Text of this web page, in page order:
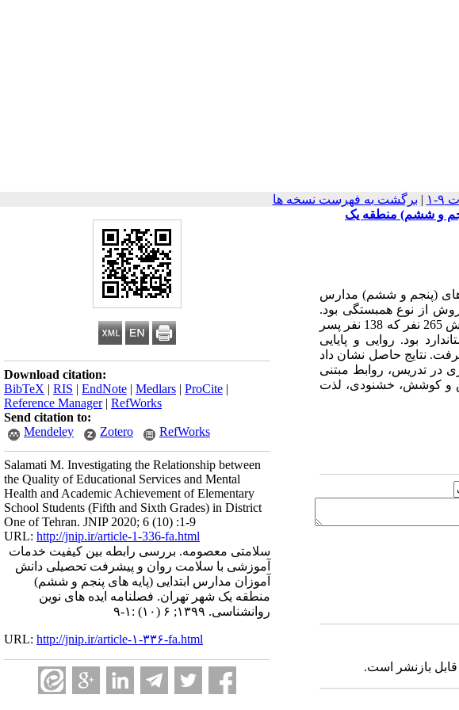
| برگشت به فهرست نسخه ها
Download citation:
BibTeX | RIS | EndNote | Medlars | ProCite |
Reference Manager| RefWorks
Send citation to:
Mendeley
Zotero RefWorks
Salamati M. Investigating the Relationship between
the Quality of Educational Services and Mental
Health and Academic Achievement of Elementary
School Students (Fifth and Sixth Grades) in District
One of Tehran. JNIP 2020; 6 (10) :1-9
URL: http://jnip.ir/article-1-336-fa.html
سلامتی معصومه. بررسی رابطه بین کیفیت خدمات
آموزشی با سلامت روان و پیشرفت تحصیلی دانش
آموزان مدارس ابتدایی (پایه های پنجم و ششم)
منطقه یک شهر تهران. فصلنامه ایده های نوین
روانشناسی. ۱۳۹۹; ۶ (۱۰) :۱-۹
URL: http://jnip.ir/article-۱-۳۳۶-fa.html
و ششم) منطقه یک
(پنجم و ششم) مدارس
روش از نوع همبستگی بود.
جامعه آماری پژوهش 850 نفر از دانش­ آموزان مدارس ابتدایی (پایه پنجم و ششم) منطقه 1 تهران و حجم نمونه این پژوهش 265 نفر که 138 نفر پسر
بود. روایی و پایایی
نتایج حاصل نشان داد
در تدریس، روابط مبتنی
و کوشش، خشنودی، لذت
بازنشر است.